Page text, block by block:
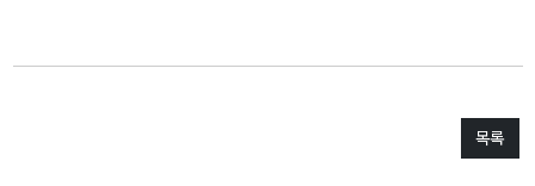
학부 비전
목록